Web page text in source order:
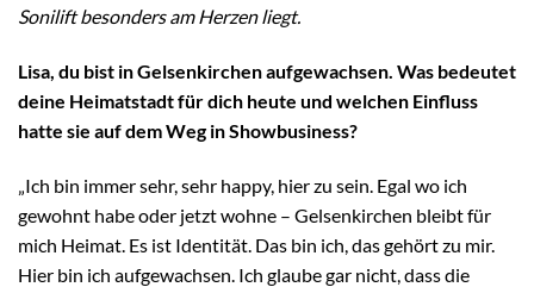
Sonilift besonders am Herzen liegt.
Lisa, du bist in Gelsenkirchen aufgewachsen. Was bedeutet
deine Heimatstadt für dich heute und welchen Einfluss
hatte sie auf dem Weg in Showbusiness?
„Ich bin immer sehr, sehr happy, hier zu sein. Egal wo ich
gewohnt habe oder jetzt wohne – Gelsenkirchen bleibt für
mich Heimat. Es ist Identität. Das bin ich, das gehört zu mir.
Hier bin ich aufgewachsen. Ich glaube gar nicht, dass die